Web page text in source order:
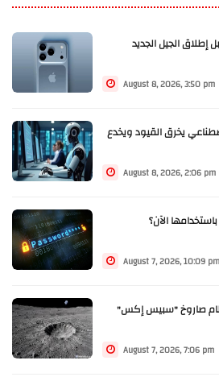
August 8, 2026, 3:50 pm
يخرق القيود ويخدع
August 8, 2026, 2:06 pm
الآن؟
August 7, 2026, 10:09 pm
ارتطام صاروخ "سبيس إكس"
August 7, 2026, 7:06 pm